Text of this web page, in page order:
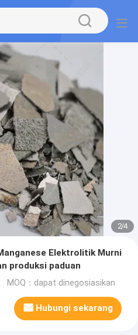
2/4
Elektrolitik Murni
produksi paduan
MOQ：dapat dinegosiasikan
Hubungi sekarang